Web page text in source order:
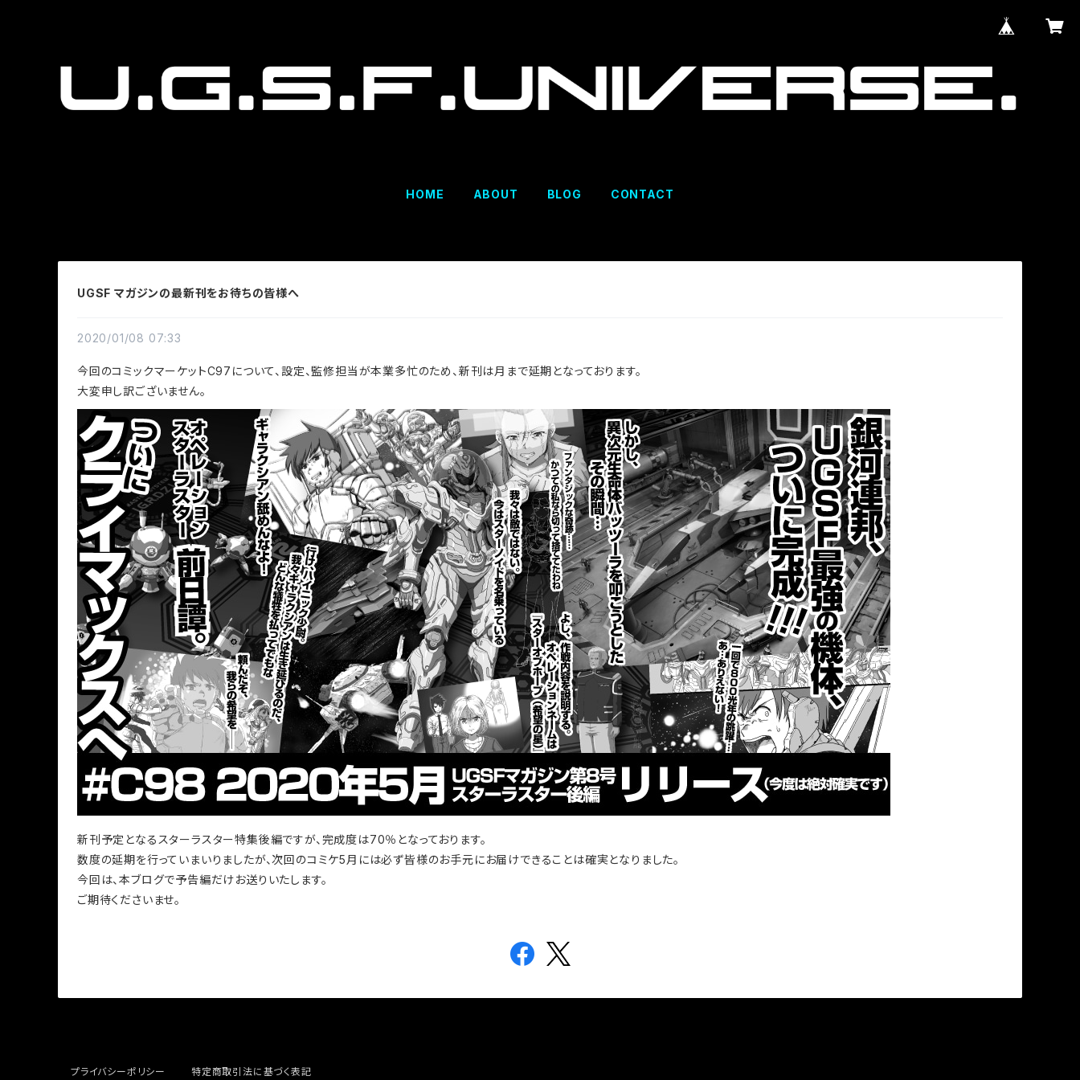
HOME ABOUT BLOG CONTACT
UGSF マガジンの最新刊をお待ちの皆様へ
2020/01/08 07:33
今回のコミックマーケットC97について、設定、監修担当が本業多忙のため、新刊は月まで延期となっております。
大変申し訳ございません。
新刊予定となるスターラスター特集後編ですが、完成度は70％となっております。
数度の延期を行っていまいりましたが、次回のコミケ5月には必ず皆様のお手元にお届けできることは確実となりました。
今回は、本ブログで予告編だけお送りいたします。
ご期待くださいませ。
プライバシーポリシー 特定商取引法に基づく表記